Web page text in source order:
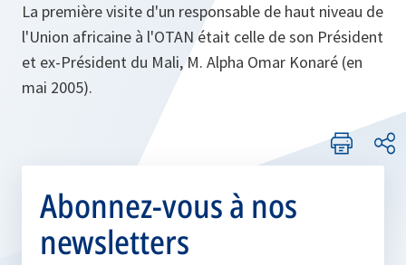
La première visite d'un responsable de haut niveau de
l'Union africaine à l'OTAN était celle de son Président
et ex-Président du Mali, M. Alpha Omar Konaré (en
mai 2005).
Abonnez-vous à nos
newsletters